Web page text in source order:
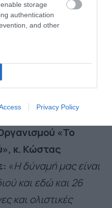
storage
authentication
and other
Privacy Policy
μπορεί να έχει
που έχουμε
Στόχος μας είναι
ανάγκη, πάντα με
συνεργατών μας
«Το
κ. Κώστας
«Η δύναμή μας είναι
και εδώ και 26
και ολιστικές